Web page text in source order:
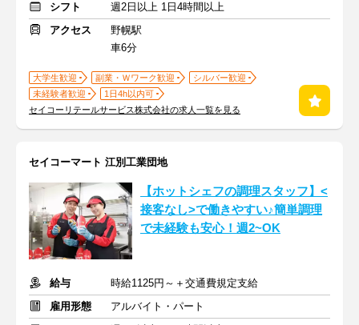
シフト
週2日以上 1日4時間以上
アクセス
野幌駅
車6分
大学生歓迎 副業・Ｗワーク歓迎
シルバー歓迎
未経験者歓迎
1日4h以内可
セイコーリテールサービス株式会社の求人一覧を見る
セイコーマート 江別工業団地
【ホットシェフの調理スタッフ】<
接客なし>で働きやすい♪簡単調理
で未経験も安心！週2~OK
給与
時給1125円～＋交通費規定支給
雇用形態
アルバイト・パート